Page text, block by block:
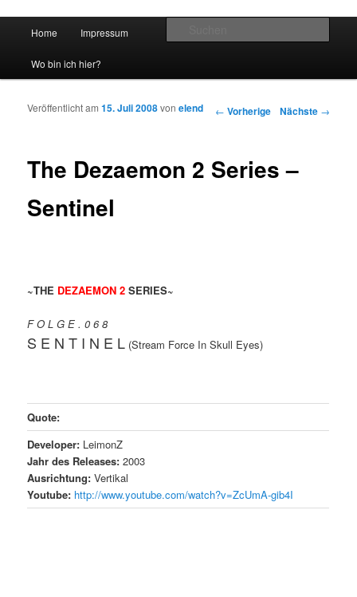
vidgames.de
Zum Inhalt wechseln
Zum sekundären Inhalt wechseln
Home Impressum
Wo bin ich hier?
Artikelnavigation
← Vorherige Nächste →
The Dezaemon 2 Series –
Sentinel
Veröffentlicht am15. Juli 2008vonelend
~THE DEZAEMON 2 SERIES~
F O L G E . 0 6 8
S E N T I N E L (Stream Force In Skull Eyes)
Quote:
Developer: LeimonZ
Jahr des Releases: 2003
Ausrichtung: Vertikal
Youtube: http://www.youtube.com/watch?v=ZcUmA-gib4I